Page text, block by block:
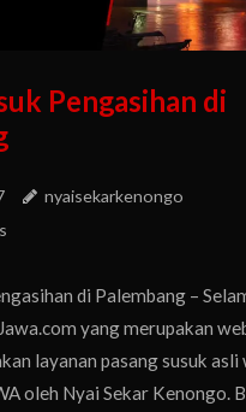
Pengasihan di
nyaisekarkenongo
di Palembang –
yang merupakan
layanan pasang susuk asli
oleh Nyai Sekar Kenongo.